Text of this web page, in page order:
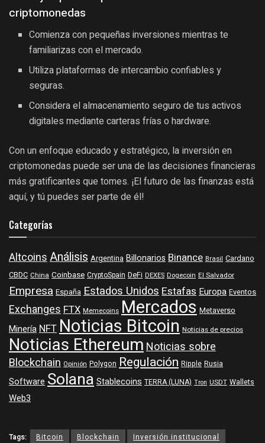
criptomonedas
Comienza con pequeñas inversiones mientras te
familiarizas con el mercado.
Utiliza plataformas de intercambio confiables y
seguras.
Considera el almacenamiento seguro de tus activos
digitales mediante carteras frías o hardware.
Con un enfoque educado y estratégico, la inversión en
criptomonedas puede ser una de las decisiones financieras
más gratificantes que tomes. ¡El futuro de las finanzas está
aquí, y tú puedes ser parte de él!
Categorías
Altcoins Análisis Argentina Billonarios Binance Brasil Cardano
CBDC China Coinbase CryptoSpain DeFi DEXES Dogecoin El Salvador
Empresa España Estados Unidos Estafas Europa Eventos
Exchanges FTX Memecoins Mercados Metaverso
Minería NFTNoticias Bitcoin Noticias de precios
Noticias EthereumNoticias sobre
Blockchain Opinión Polygon Regulación Ripple Rusia
Software Solana Stablecoins TERRA (LUNA) Tron USDT Wallets
Web3
Tags: Bitcoin Blockchain
Inversión institucional